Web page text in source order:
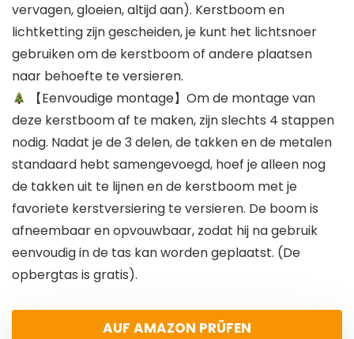
vervagen, gloeien, altijd aan). Kerstboom en
lichtketting zijn gescheiden, je kunt het lichtsnoer
gebruiken om de kerstboom of andere plaatsen
naar behoefte te versieren.
【Eenvoudige montage】Om de montage van
deze kerstboom af te maken, zijn slechts 4 stappen
nodig. Nadat je de 3 delen, de takken en de metalen
standaard hebt samengevoegd, hoef je alleen nog
de takken uit te lijnen en de kerstboom met je
favoriete kerstversiering te versieren. De boom is
afneembaar en opvouwbaar, zodat hij na gebruik
eenvoudig in de tas kan worden geplaatst. (De
opbergtas is gratis).
AUF AMAZON PRÜFEN